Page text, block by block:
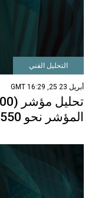
التحليل الفني
أبريل 23 25, 16:29 GMT
المؤشر نحو 5550 بعد كسر المقاومة؟